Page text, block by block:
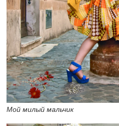
Мой милый мальчик